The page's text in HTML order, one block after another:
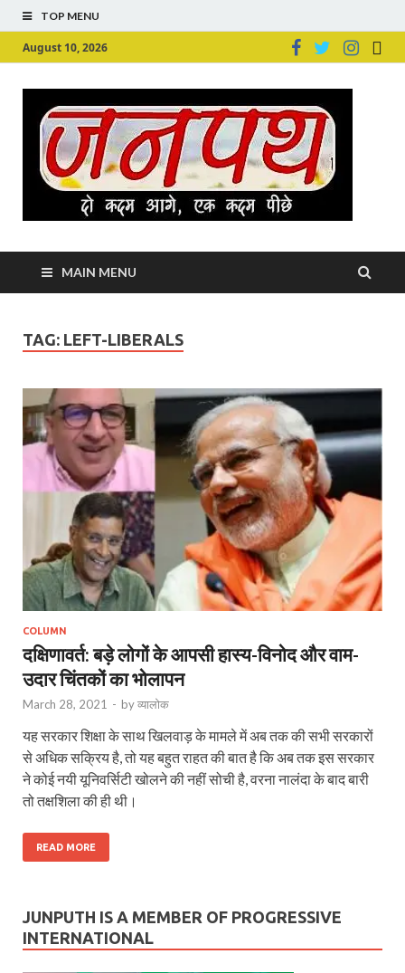
TOP MENU
August 10, 2026
MAIN MENU
TAG: LEFT-LIBERALS
COLUMN
दक्षिणावर्त: बड़े लोगों के आपसी हास्य-विनोद और वाम-
उदार चिंतकों का भोलापन
March 28, 2021 - byव्यालोक
यह सरकार शिक्षा के साथ खिलवाड़ के मामले में अब तक की सभी सरकारों
से अधिक सक्रिय है, तो यह बहुत राहत की बात है कि अब तक इस सरकार
ने कोई नयी यूनिवर्सिटी खोलने की नहीं सोची है, वरना नालंदा के बाद बारी
तो तक्षशिला की ही थी।
READ MORE
JUNPUTH IS A MEMBER OF PROGRESSIVE
INTERNATIONAL